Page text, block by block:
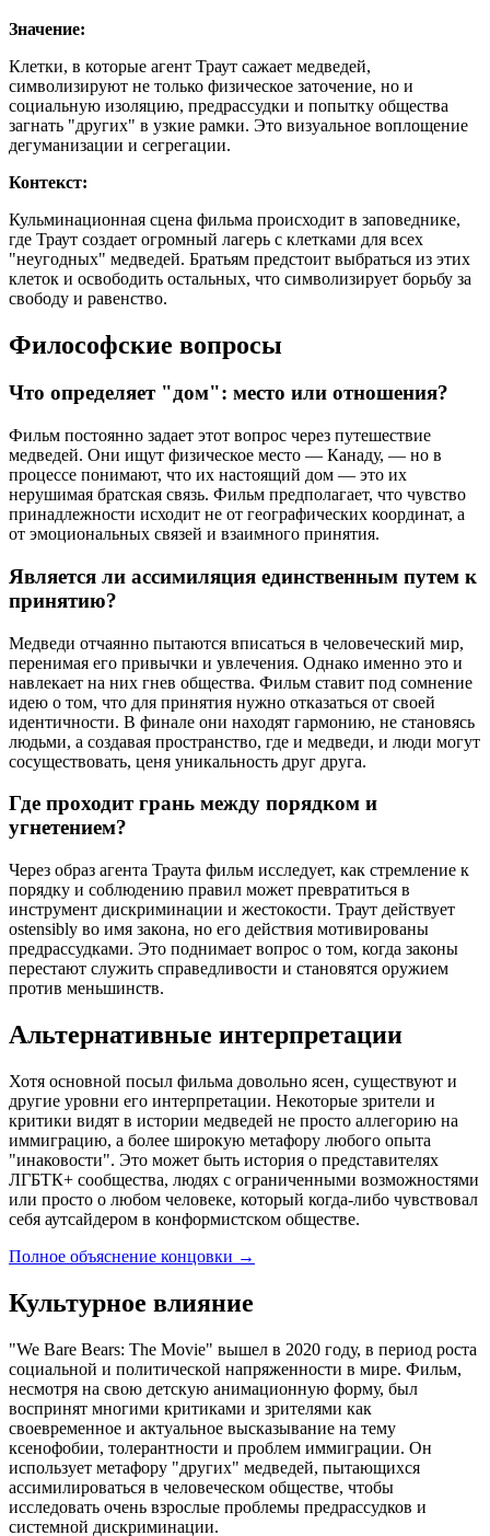
Значение:
Клетки, в которые агент Траут сажает медведей,
символизируют не только физическое заточение, но и
социальную изоляцию, предрассудки и попытку общества
загнать "других" в узкие рамки. Это визуальное воплощение
дегуманизации и сегрегации.
Контекст:
Кульминационная сцена фильма происходит в заповеднике,
где Траут создает огромный лагерь с клетками для всех
"неугодных" медведей. Братьям предстоит выбраться из этих
клеток и освободить остальных, что символизирует борьбу за
свободу и равенство.
Философские вопросы
Что определяет "дом": место или отношения?
Фильм постоянно задает этот вопрос через путешествие
медведей. Они ищут физическое место — Канаду, — но в
процессе понимают, что их настоящий дом — это их
нерушимая братская связь. Фильм предполагает, что чувство
принадлежности исходит не от географических координат, а
от эмоциональных связей и взаимного принятия.
Является ли ассимиляция единственным путем к
принятию?
Медведи отчаянно пытаются вписаться в человеческий мир,
перенимая его привычки и увлечения. Однако именно это и
навлекает на них гнев общества. Фильм ставит под сомнение
идею о том, что для принятия нужно отказаться от своей
идентичности. В финале они находят гармонию, не становясь
людьми, а создавая пространство, где и медведи, и люди могут
сосуществовать, ценя уникальность друг друга.
Где проходит грань между порядком и
угнетением?
Через образ агента Траута фильм исследует, как стремление к
порядку и соблюдению правил может превратиться в
инструмент дискриминации и жестокости. Траут действует
ostensibly во имя закона, но его действия мотивированы
предрассудками. Это поднимает вопрос о том, когда законы
перестают служить справедливости и становятся оружием
против меньшинств.
Альтернативные интерпретации
Хотя основной посыл фильма довольно ясен, существуют и
другие уровни его интерпретации. Некоторые зрители и
критики видят в истории медведей не просто аллегорию на
иммиграцию, а более широкую метафору любого опыта
"инаковости". Это может быть история о представителях
ЛГБТК+ сообщества, людях с ограниченными возможностями
или просто о любом человеке, который когда-либо чувствовал
себя аутсайдером в конформистском обществе.
Полное объяснение концовки →
Культурное влияние
"We Bare Bears: The Movie" вышел в 2020 году, в период роста
социальной и политической напряженности в мире. Фильм,
несмотря на свою детскую анимационную форму, был
воспринят многими критиками и зрителями как
своевременное и актуальное высказывание на тему
ксенофобии, толерантности и проблем иммиграции. Он
использует метафору "других" медведей, пытающихся
ассимилироваться в человеческом обществе, чтобы
исследовать очень взрослые проблемы предрассудков и
системной дискриминации.